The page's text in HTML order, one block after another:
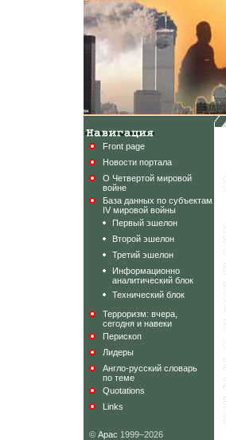
Front page
Новости портала
О Четвертой мировой
войне
База данных по субъектам
IV мировой войны
Первый эшелон
Второй эшелон
Третий эшелон
Информационно
аналитический блок
Технический блок
Терроризм: вчера,
сегодня и навеки
Перископ
Лидеры
Англо-русский словарь
по теме
Quotations
Links
© Арас 1999–2026